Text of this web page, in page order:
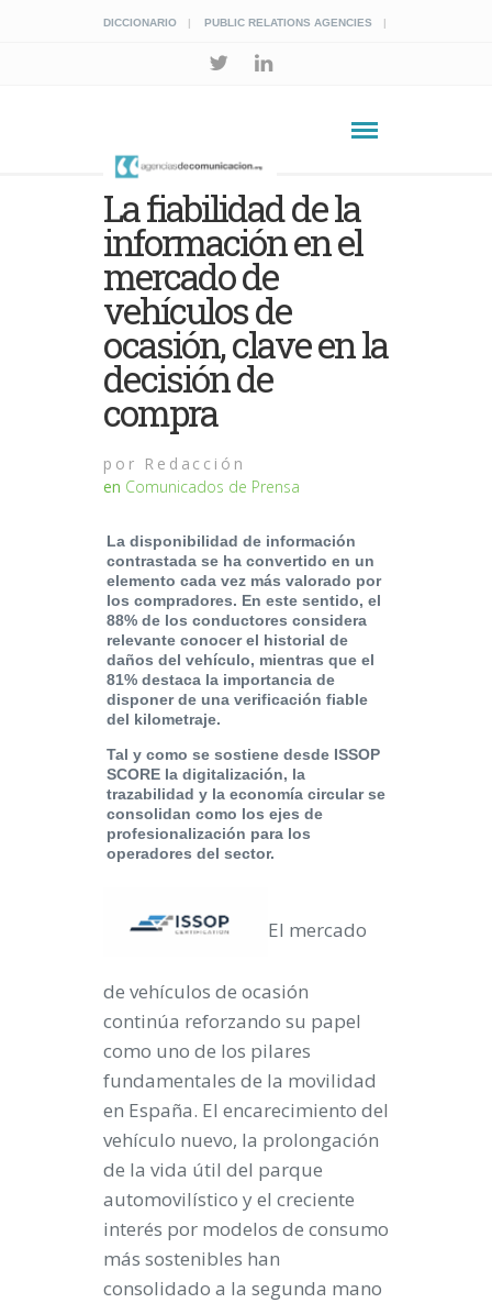
DICCIONARIO PUBLIC RELATIONS AGENCIES
La fiabilidad de la
información en el
mercado de
vehículos de
ocasión, clave en la
decisión de
compra
por Redacción
en Comunicados de Prensa
La disponibilidad de información
contrastada se ha convertido en un
elemento cada vez más valorado por
los compradores. En este sentido, el
88% de los conductores considera
relevante conocer el historial de
daños del vehículo, mientras que el
81% destaca la importancia de
disponer de una verificación fiable
del kilometraje.
Tal y como se sostiene desde ISSOP
SCORE la digitalización, la
trazabilidad y la economía circular se
consolidan como los ejes de
profesionalización para los
operadores del sector.
El mercado
de vehículos de ocasión
continúa reforzando su papel
como uno de los pilares
fundamentales de la movilidad
en España. El encarecimiento del
vehículo nuevo, la prolongación
de la vida útil del parque
automovilístico y el creciente
interés por modelos de consumo
más sostenibles han
consolidado a la segunda mano